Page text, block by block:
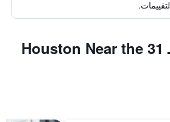
فنادق مشابهة لـ 31 Houston Near the